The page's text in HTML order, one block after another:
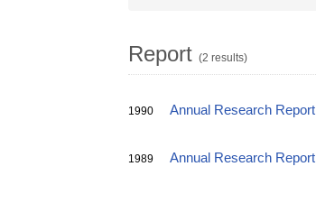
Report (2 results)
1990 Annual Research Report
1989 Annual Research Report